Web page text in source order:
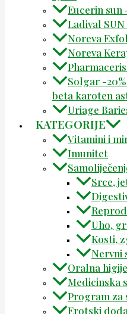
Eucerin sun
Ladival
Noreva
Noreva
Solgar -
beta karoten
Uriage
KATEGORIJE
Vitamini i
Imunitet
Srce,
Uho,
Kosti,
Nervni
Oralna
Medicinska
Program za
Erotski